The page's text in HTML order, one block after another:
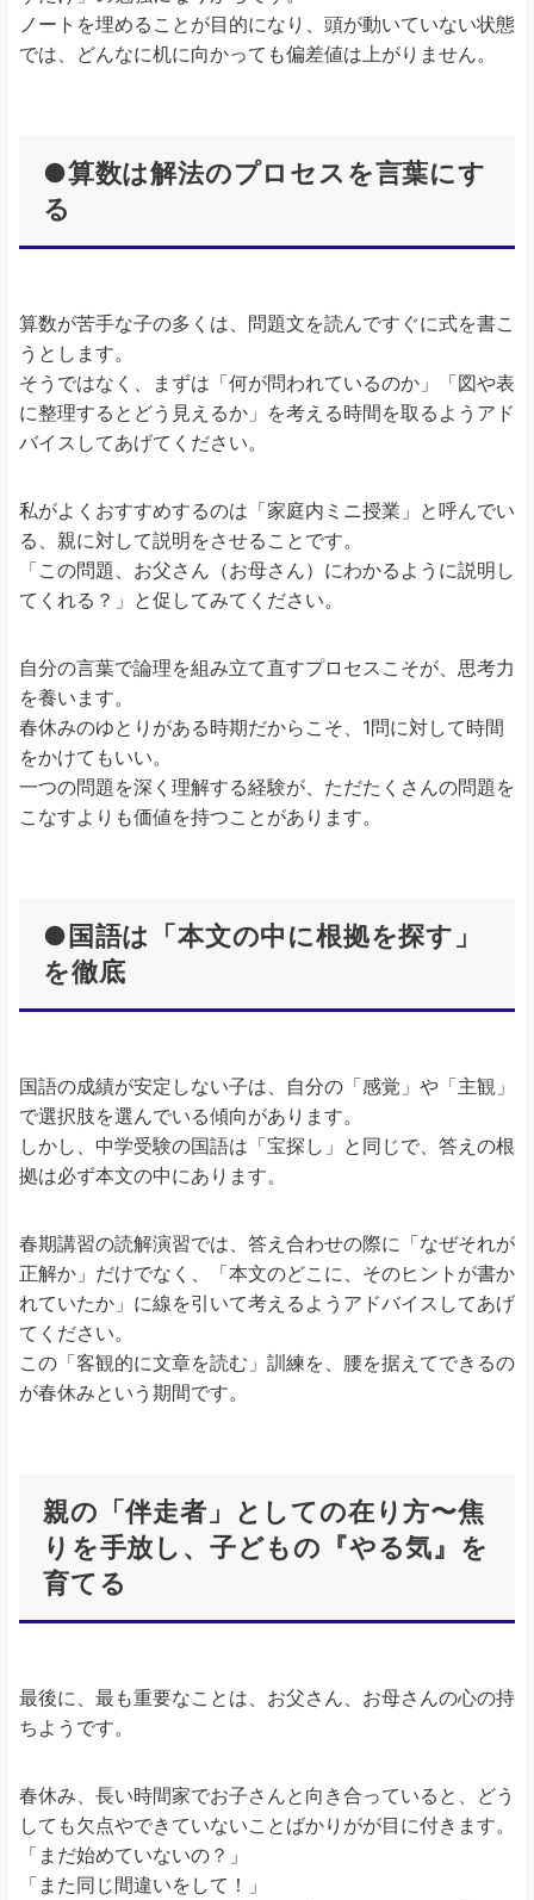
ノートを埋めることが目的になり、頭が動いていない状態
では、どんなに机に向かっても偏差値は上がりません。
●算数は解法のプロセスを言葉にす
る
算数が苦手な子の多くは、問題文を読んですぐに式を書こ
うとします。
そうではなく、まずは「何が問われているのか」「図や表
に整理するとどう見えるか」を考える時間を取るようアド
バイスしてあげてください。
私がよくおすすめするのは「家庭内ミニ授業」と呼んでい
る、親に対して説明をさせることです。
「この問題、お父さん（お母さん）にわかるように説明し
てくれる？」と促してみてください。
自分の言葉で論理を組み立て直すプロセスこそが、思考力
を養います。
春休みのゆとりがある時期だからこそ、1問に対して時間
をかけてもいい。
一つの問題を深く理解する経験が、ただたくさんの問題を
こなすよりも価値を持つことがあります。
●国語は「本文の中に根拠を探す」
を徹底
国語の成績が安定しない子は、自分の「感覚」や「主観」
で選択肢を選んでいる傾向があります。
しかし、中学受験の国語は「宝探し」と同じで、答えの根
拠は必ず本文の中にあります。
春期講習の読解演習では、答え合わせの際に「なぜそれが
正解か」だけでなく、「本文のどこに、そのヒントが書か
れていたか」に線を引いて考えるようアドバイスしてあげ
てください。
この「客観的に文章を読む」訓練を、腰を据えてできるの
が春休みという期間です。
親の「伴走者」としての在り方〜焦
りを手放し、子どもの『やる気』を
育てる
最後に、最も重要なことは、お父さん、お母さんの心の持
ちようです。
春休み、長い時間家でお子さんと向き合っていると、どう
しても欠点やできていないことばかりがが目に付きます。
「まだ始めていないの？」
「また同じ間違いをして！」